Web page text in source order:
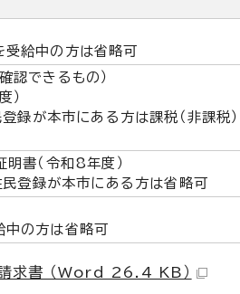
給中の方は省略可
認できるもの）
）
が本市にある方は課税（非課税
明書（令和8年度）
登録が本市にある方は省略可
の方は省略可
請求書 （Word 26.4 KB）